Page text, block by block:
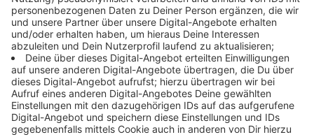
Es ging unter anderem darum, dass das Gericht darüber
nachdachte, einige Fälle abzutrennen, also gesondert
zu verhandeln, in eigenen Prozessen. Außerdem war ein
Streitpunkt, dass zwei Fragen der Staatsanwaltschaft
bei der Zeugenvernehmung nicht zugelassen wurden.
Aber all das sei sachlich begründet, folge den
Vorgaben für Gerichtsverhandlungen und sei